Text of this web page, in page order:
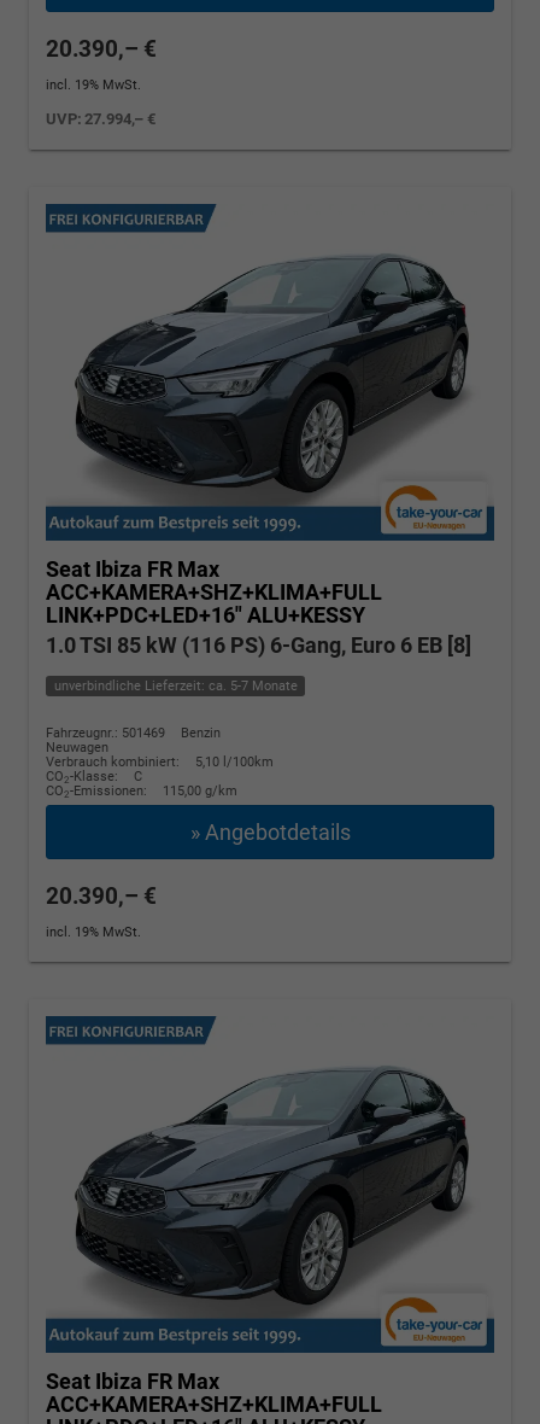
20.390,– €
incl. 19% MwSt.
UVP:27.994,– €
Seat Ibiza FR Max
ACC+KAMERA+SHZ+KLIMA+FULL
LINK+PDC+LED+16" ALU+KESSY
1.0 TSI 85 kW (116 PS) 6-Gang, Euro 6 EB [8]
unverbindliche Lieferzeit: ca. 5-7 Monate
Fahrzeugnr.: 501469
Benzin
Neuwagen
Verbrauch kombiniert:
5,10 l/100km
CO2-Klasse:
C
CO2-Emissionen: 115,00 g/km
» Angebotdetails
20.390,– €
incl. 19% MwSt.
Seat Ibiza FR Max
ACC+KAMERA+SHZ+KLIMA+FULL